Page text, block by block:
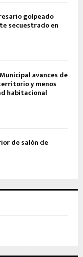
golpeado
secuestrado en
avances de
y menos
habitacional
de salón de